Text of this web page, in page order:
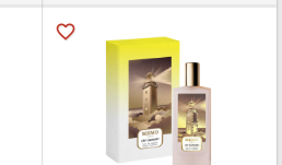
favorite_border